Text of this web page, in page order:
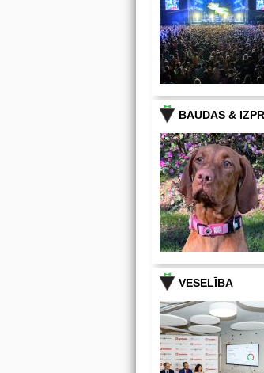
BAUDAS &
VESELĪBA